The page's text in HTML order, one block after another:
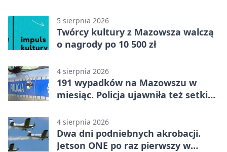
5 sierpnia 2026
Twórcy kultury z Mazowsza walczą
o nagrody po 10 500 zł
4 sierpnia 2026
191 wypadków na Mazowszu w
miesiąc. Policja ujawniła też setki
4 sierpnia 2026
Dwa dni podniebnych akrobacji.
Jetson ONE po raz pierwszy w